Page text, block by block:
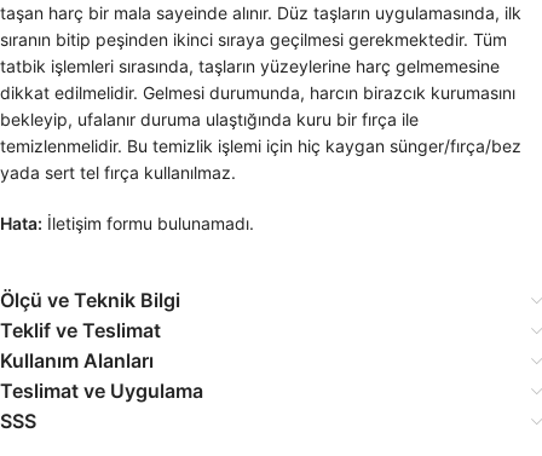
taşan harç bir mala sayeinde alınır. Düz taşların uygulamasında, ilk
sıranın bitip peşinden ikinci sıraya geçilmesi gerekmektedir. Tüm
tatbik işlemleri sırasında, taşların yüzeylerine harç gelmemesine
dikkat edilmelidir. Gelmesi durumunda, harcın birazcık kurumasını
bekleyip, ufalanır duruma ulaştığında kuru bir fırça ile
temizlenmelidir. Bu temizlik işlemi için hiç kaygan sünger/fırça/bez
yada sert tel fırça kullanılmaz.
Hata: İletişim formu bulunamadı.
Ölçü ve Teknik Bilgi
Teklif ve Teslimat
Kullanım Alanları
Teslimat ve Uygulama
SSS